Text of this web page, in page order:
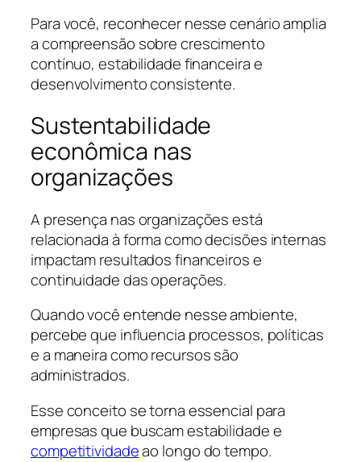
Para você, reconhecer nesse cenário amplia
a compreensão sobre crescimento
contínuo, estabilidade financeira e
desenvolvimento consistente.
Sustentabilidade
econômica nas
organizações
A presença nas organizações está
relacionada à forma como decisões internas
impactam resultados financeiros e
continuidade das operações.
Quando você entende nesse ambiente,
percebe que influencia processos, políticas
e a maneira como recursos são
administrados.
Esse conceito se torna essencial para
empresas que buscam estabilidade e
competitividadeao longo do tempo.